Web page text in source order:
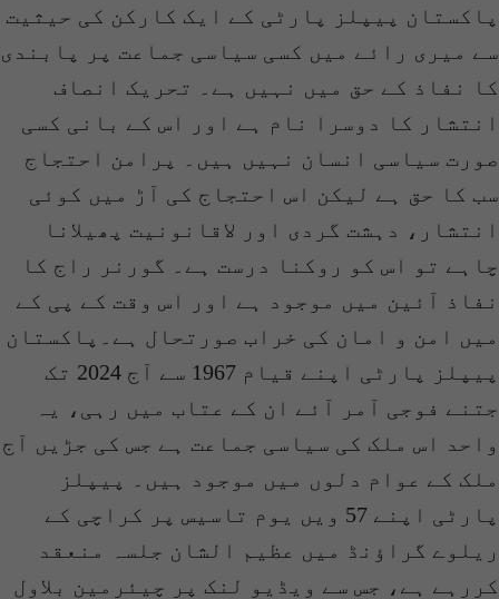
پاکستان پیپلز پارٹی کے ایک کارکن کی حیثیت
سے میری رائے میں کسی سیاسی جماعت پر پابندی
کا نفاذ کے حق میں نہیں ہے۔ تحریک انصاف
انتشار کا دوسرا نام ہے اور اس کے بانی کسی
صورت سیاسی انسان نہیں ہیں۔ پرامن احتجاج
سب کا حق ہے لیکن اس احتجاج کی آڑ میں کوئی
انتشار، دہشت گردی اور لاقانونیت پھیلانا
چاہے تو اس کو روکنا درست ہے۔ گورنر راج کا
نفاذ آئین میں موجود ہے اور اس وقت کے پی کے
میں امن و امان کی خراب صورتحال ہے۔پاکستان
پیپلز پارٹی اپنے قیام 1967 سے آج 2024 تک
جتنے فوجی آمر آئے ان کے عتاب میں رہی، یہ
واحد اس ملک کی سیاسی جماعت ہے جس کی جڑیں آج
ملک کے عوام دلوں میں موجود ہیں۔ پیپلز
پارٹی اپنے 57 ویں یوم تاسیس پر کراچی کے
ریلوے گراؤنڈ میں عظیم الشان جلسہ منعقد
کررہے ہے، جس سے ویڈیو لنک پر چیئرمین بلاول